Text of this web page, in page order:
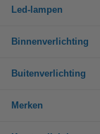
Led-lampen
Binnenverlichting
Buitenverlichting
Merken